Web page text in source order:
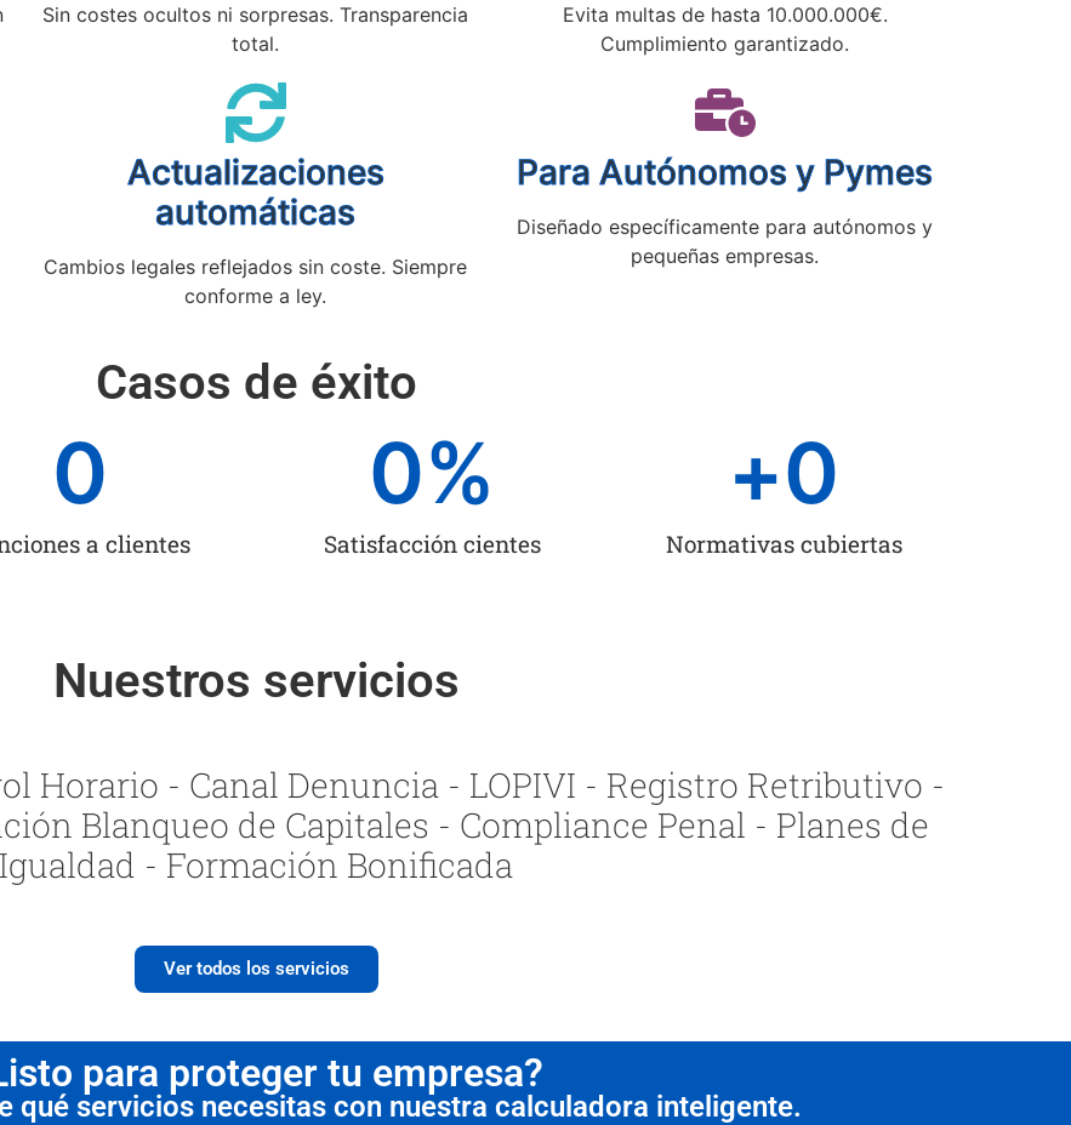
Sin costes ocultos ni sorpresas. Transparencia
total.
Evita multas de hasta 10.000.000€.
Cumplimiento garantizado.
Actualizaciones
automáticas
Cambios legales reflejados sin coste. Siempre
conforme a ley.
Para Autónomos y Pymes
Diseñado específicamente para autónomos y
pequeñas empresas.
Casos de éxito
a clientes
0
Satisfacción cientes
0%
Normativas cubiertas
+0
Nuestros servicios
Horario - Canal Denuncia - LOPIVI - Registro Retributivo -
Blanqueo de Capitales - Compliance Penal - Planes de
Igualdad - Formación Bonificada
Ver todos los servicios
para proteger tu empresa?
qué servicios necesitas con nuestra calculadora inteligente.